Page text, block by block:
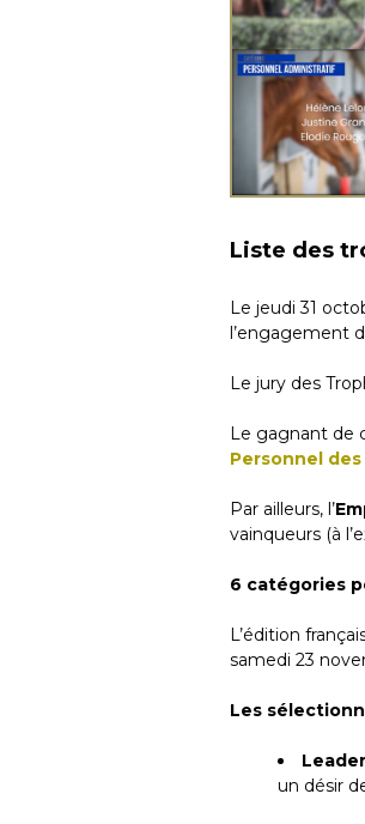
Liste des
Le jeudi 31
l’engagement
Le jury des
Le gagnant de
Personnel des
Par ailleurs, l’
vainqueurs (à
6 catégories
L’édition
samedi 23
Les
un désir